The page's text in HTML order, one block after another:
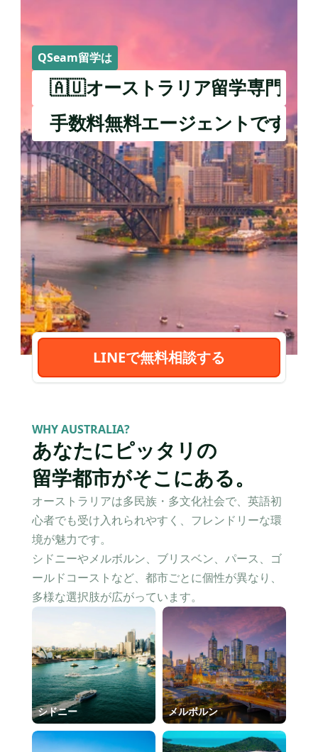
QSeam留学は
🇦🇺オーストラリア留学専門の
手数料無料エージェントです
LINEで無料相談する
WHY AUSTRALIA?
あなたにピッタリの
留学都市がそこにある。
オーストラリアは多民族・多文化社会で、英語初
心者でも受け入れられやすく、フレンドリーな環
境が魅力です。
シドニーやメルボルン、ブリスベン、パース、ゴ
ールドコーストなど、都市ごとに個性が異なり、
多様な選択肢が広がっています。
シドニー メルボルン